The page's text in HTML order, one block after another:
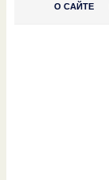
О САЙТЕ